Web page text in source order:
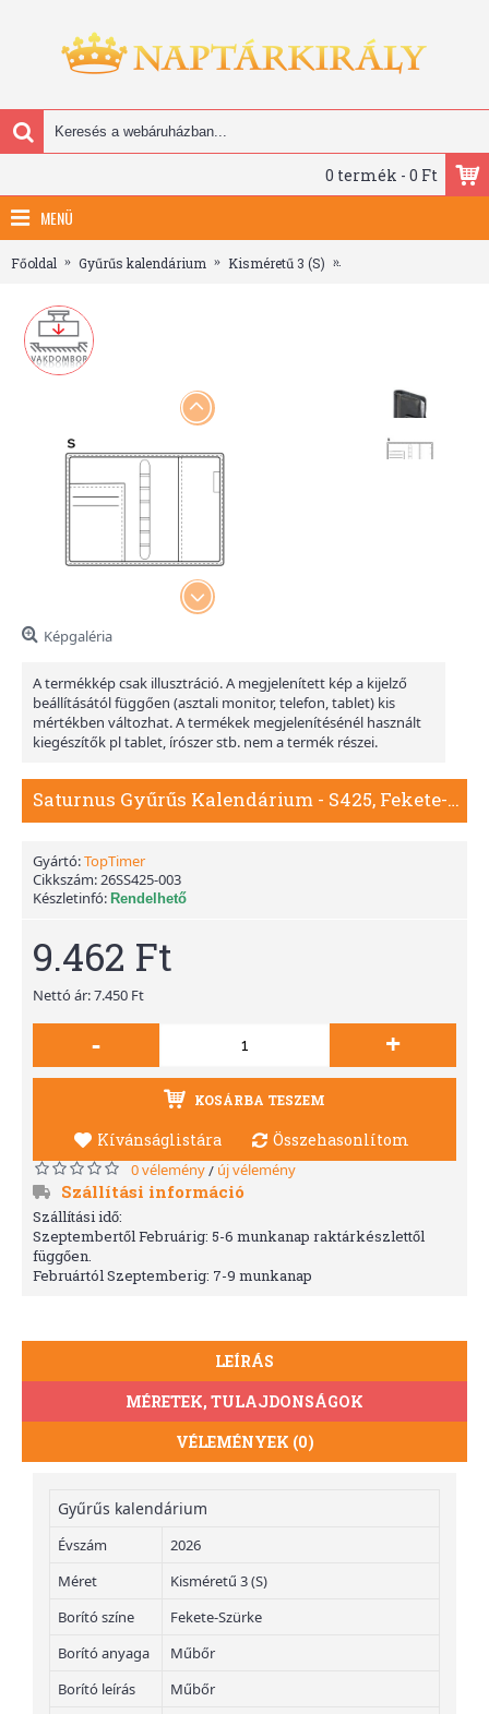
0 termék - 0 Ft
MENÜ
Főoldal Gyűrűs kalendárium Kisméretű 3 (S)
Képgaléria
A termékkép csak illusztráció. A megjelenített kép a kijelző
beállításától függően (asztali monitor, telefon, tablet) kis
mértékben változhat. A termékek megjelenítésénél használt
kiegészítők pl tablet, írószer stb. nem a termék részei.
Saturnus Gyűrűs Kalendárium - S425, Fekete-Szürke
Gyártó:TopTimer
Cikkszám:26SS425-003
Készletinfó: Rendelhető
9.462 Ft
Nettó ár: 7.450 Ft
- +
KOSÁRBA TESZEM
Kívánságlistára Összehasonlítom
0 vélemény/ új vélemény
Szállítási információ
Szállítási idő:
Szeptembertől Februárig: 5-6 munkanap raktárkészlettől
függően.
Februártól Szeptemberig: 7-9 munkanap
LEÍRÁS
MÉRETEK, TULAJDONSÁGOK
VÉLEMÉNYEK (0)
Gyűrűs kalendárium
Évszám
2026
Méret
Kisméretű 3 (S)
Borító színe
Fekete-Szürke
Borító anyaga
Műbőr
Borító leírás
Műbőr